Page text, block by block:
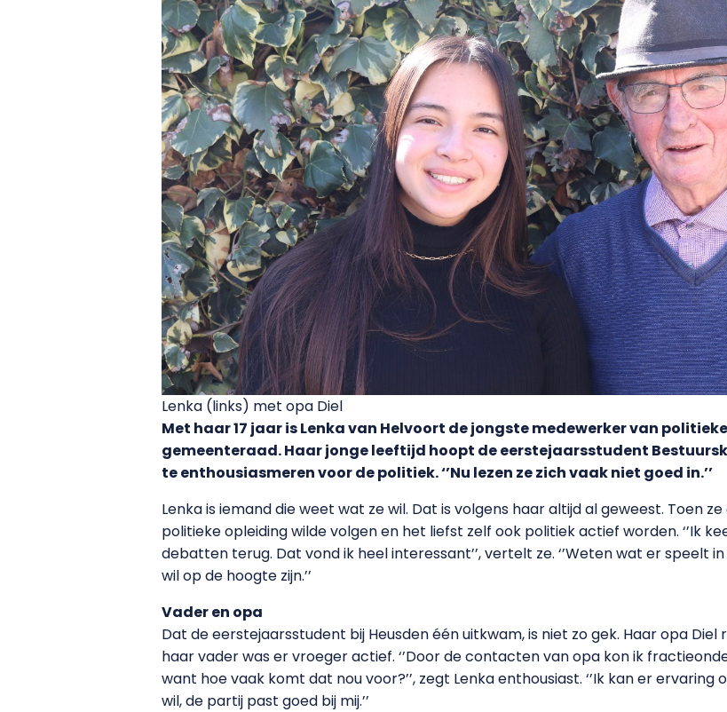
Lenka (links) met opa Diel
Met haar 17 jaar is Lenka van Helvoort de jongste medewerker van
gemeenteraad. Haar jonge leeftijd hoopt de eerstejaarsstudent
te enthousiasmeren voor de politiek. ‘’Nu lezen ze zich vaak niet goed in.’’
Lenka is iemand die weet wat ze wil. Dat is volgens haar altijd al geweest. Toen
politieke opleiding wilde volgen en het liefst zelf ook politiek actief worden. ‘’Ik
debatten terug. Dat vond ik heel interessant’’, vertelt ze. ‘’Weten wat er speelt
wil op de hoogte zijn.’’
Vader en opa
Dat de eerstejaarsstudent bij Heusden één uitkwam, is niet zo gek. Haar opa
haar vader was er vroeger actief. ‘’Door de contacten van opa kon ik
want hoe vaak komt dat nou voor?’’, zegt Lenka enthousiast. ‘’Ik kan er
wil, de partij past goed bij mij.’’